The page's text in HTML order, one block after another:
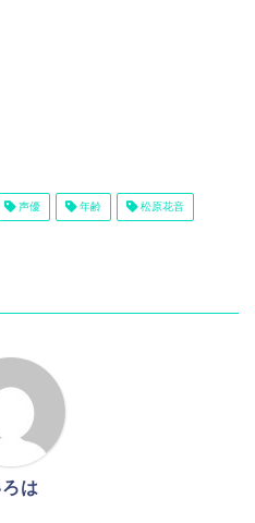
声優 年齢 松原花音
は